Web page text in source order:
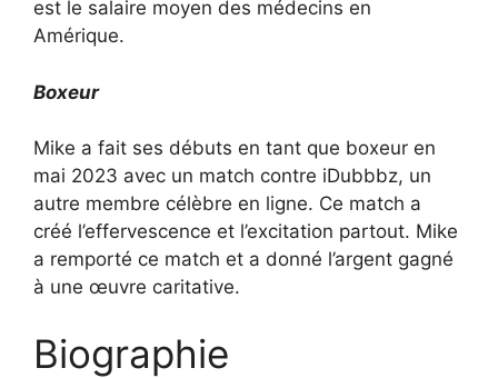
est le salaire moyen des médecins en
Amérique.
Boxeur
Mike a fait ses débuts en tant que boxeur en
mai 2023 avec un match contre iDubbbz, un
autre membre célèbre en ligne. Ce match a
créé l’effervescence et l’excitation partout. Mike
a remporté ce match et a donné l’argent gagné
à une œuvre caritative.
Biographie